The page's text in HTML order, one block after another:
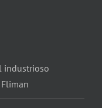
industrioso